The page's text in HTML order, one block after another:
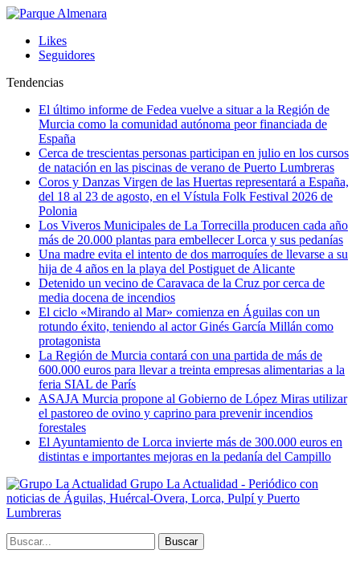
Likes
Seguidores
Tendencias
El último informe de Fedea vuelve a situar a la Región de
Murcia como la comunidad autónoma peor financiada de
España
Cerca de trescientas personas participan en julio en los cursos
de natación en las piscinas de verano de Puerto Lumbreras
Coros y Danzas Virgen de las Huertas representará a España,
del 18 al 23 de agosto, en el Vístula Folk Festival 2026 de
Polonia
Los Viveros Municipales de La Torrecilla producen cada año
más de 20.000 plantas para embellecer Lorca y sus pedanías
Una madre evita el intento de dos marroquíes de llevarse a su
hija de 4 años en la playa del Postiguet de Alicante
Detenido un vecino de Caravaca de la Cruz por cerca de
media docena de incendios
El ciclo «Mirando al Mar» comienza en Águilas con un
rotundo éxito, teniendo al actor Ginés García Millán como
protagonista
La Región de Murcia contará con una partida de más de
600.000 euros para llevar a treinta empresas alimentarias a la
feria SIAL de París
ASAJA Murcia propone al Gobierno de López Miras utilizar
el pastoreo de ovino y caprino para prevenir incendios
forestales
El Ayuntamiento de Lorca invierte más de 300.000 euros en
distintas e importantes mejoras en la pedanía del Campillo
Grupo La Actualidad - Periódico con
noticias de Águilas, Huércal-Overa, Lorca, Pulpí y Puerto
Lumbreras